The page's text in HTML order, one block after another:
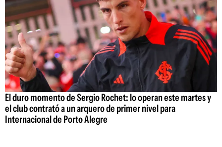
El duro momento de Sergio Rochet: lo operan este martes y
el club contrató a un arquero de primer nivel para
Internacional de Porto Alegre